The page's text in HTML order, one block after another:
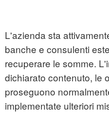
L'azienda sta
banche e consulenti
recuperare le somme.
dichiarato contenuto, le
proseguono
implementate ulteriori